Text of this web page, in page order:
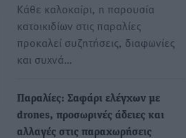
Κάθε καλοκαίρι, η παρουσία
κατοικιδίων στις παραλίες
προκαλεί συζητήσεις, διαφωνίες
και συχνά…
Παραλίες: Σαφάρι ελέγχων με
drones, προσωρινές άδειες και
αλλαγές στις παραχωρήσεις